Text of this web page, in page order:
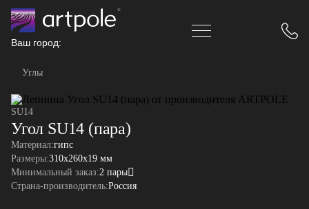
Ваш город:
Углы
SU14
Угол SU14 (пара)
Материал:гипс
Размеры:310x260x19 мм
Минимальный заказ:2 пары
Страна-производитель:Россия